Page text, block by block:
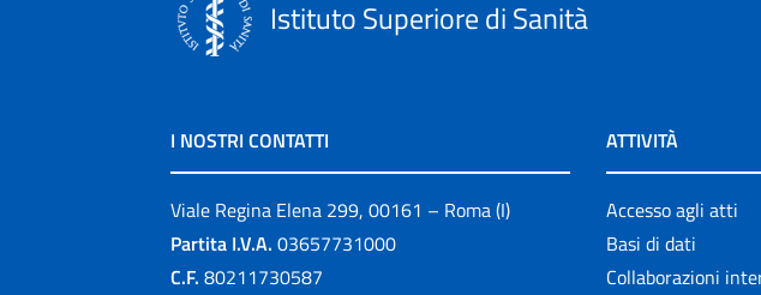
Istituto Superiore di Sanità
I NOSTRI CONTATTI
Viale Regina Elena 299, 00161 – Roma (I)
Partita I.V.A. 03657731000
C.F. 80211730587
ATTIVITÀ
Accesso agli atti
Basi di dati
Collaborazioni